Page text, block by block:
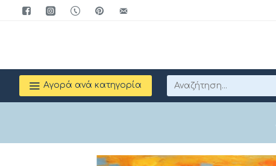
Αγορά ανά κατηγορία